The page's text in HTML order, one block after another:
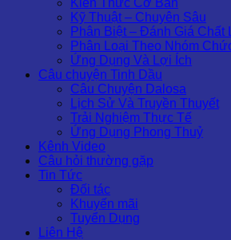
Kỹ Thuật – Chuyên Sâu
Phân Biệt – Đánh Giá Chất
Phân Loại Theo Nhóm
Ứng Dụng Và Lợi Ích
Câu chuyện Tinh Dầu
Câu Chuyện Dalosa
Lịch Sử Và Truyền Thuyết
Trải Nghiệm Thực Tế
Ứng Dụng Phong Thuỷ
Kênh Video
Câu hỏi thường gặp
Tin Tức
Đối tác
Khuyến mãi
Tuyển Dụng
Liên Hệ